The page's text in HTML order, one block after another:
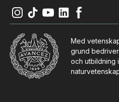
Instagram
(Öppnas i ny flik)
Tiktok
(Öppnas i ny flik
Youtube
(Öppnas i ny flik
LinkedIn
(Öppnas i ny flik
Facebook
(
Med
grund
och utbildning